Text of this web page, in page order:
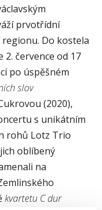
prvotřídní
Do kostela
2. července od 17
po úspěšném
slov
(2020),
s unikátním
rohů Lotz Trio
oblíbený
na
kvartetu C dur